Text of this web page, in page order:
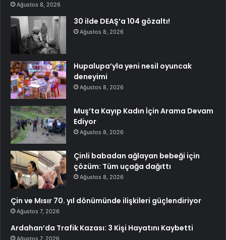
Ağustos 8, 2026
30 ilde DEAŞ’a 104 gözaltı!
Ağustos 8, 2026
Hupalupa’yla yeni nesil oyuncak
deneyimi
Ağustos 8, 2026
Muş’ta Kayıp Kadın İçin Arama Devam
Ediyor
Ağustos 8, 2026
Çinli babadan ağlayan bebeği için
çözüm: Tüm uçağa dağıttı
Ağustos 8, 2026
Çin ve Mısır 70. yıl dönümünde ilişkileri güçlendiriyor
Ağustos 7, 2026
Ardahan’da Trafik Kazası: 3 Kişi Hayatını Kaybetti
Ağustos 7, 2026